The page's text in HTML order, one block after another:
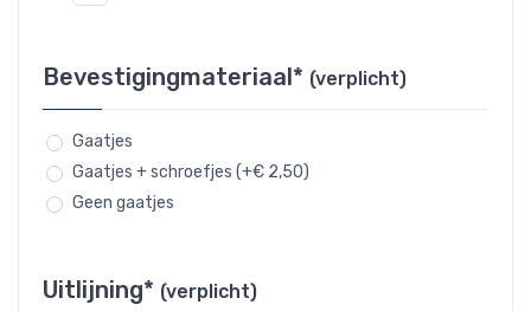
Bevestigingmateriaal* (verplicht)
Gaatjes
Gaatjes + schroefjes (+€ 2,50)
Geen gaatjes
Uitlijning* (verplicht)